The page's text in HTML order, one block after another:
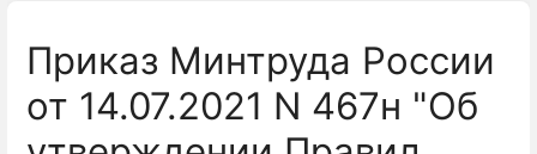
Приказ Минтруда России
от 14.07.2021 N 467н "Об